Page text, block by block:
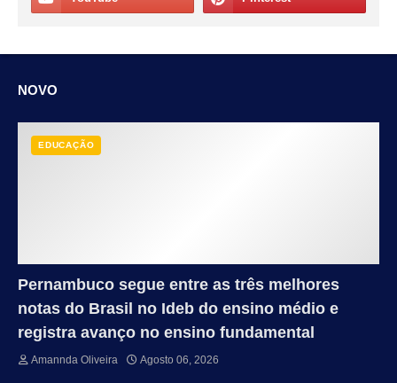
NOVO
EDUCAÇÃO
Pernambuco segue entre as três melhores
notas do Brasil no Ideb do ensino médio e
registra avanço no ensino fundamental
Amannda Oliveira Agosto 06, 2026